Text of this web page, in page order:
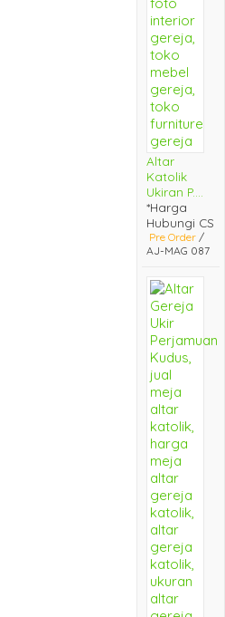
Altar
Katolik
Ukiran P....
*Harga
Hubungi CS
Pre Order /
AJ-MAG 087